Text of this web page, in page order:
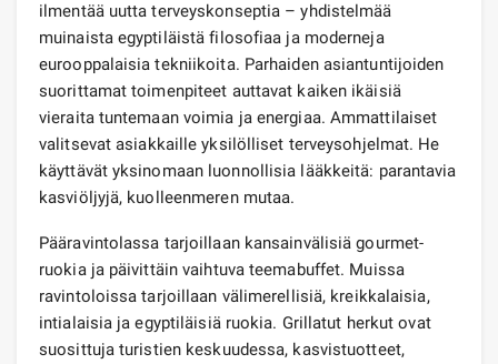
ilmentää uutta terveyskonseptia – yhdistelmää
muinaista egyptiläistä filosofiaa ja moderneja
eurooppalaisia ​​tekniikoita. Parhaiden asiantuntijoiden
suorittamat toimenpiteet auttavat kaiken ikäisiä
vieraita tuntemaan voimia ja energiaa. Ammattilaiset
valitsevat asiakkaille yksilölliset terveysohjelmat. He
käyttävät yksinomaan luonnollisia lääkkeitä: parantavia
kasviöljyjä, kuolleenmeren mutaa.
Pääravintolassa tarjoillaan kansainvälisiä gourmet-
ruokia ja päivittäin vaihtuva teemabuffet. Muissa
ravintoloissa tarjoillaan välimerellisiä, kreikkalaisia,
intialaisia ​​ja egyptiläisiä ruokia. Grillatut herkut ovat
suosittuja turistien keskuudessa, kasvistuotteet,